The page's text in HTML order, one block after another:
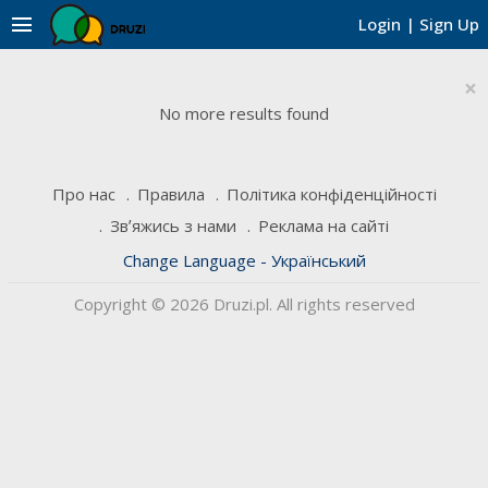
Login | Sign Up
menu
×
No more results found
Про нас Правила
Політика конфіденційності
Звʼяжись з нами
Реклама на сайті
Change Language - Український
Copyright © 2026 Druzi.pl. All rights reserved